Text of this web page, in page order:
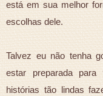
está em sua melhor
escolhas dele.
Talvez eu não tenha
estar preparada
histórias tão lindas